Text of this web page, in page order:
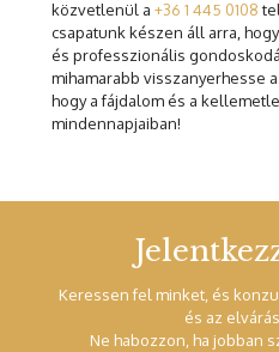
közvetlenül a +36 1 445 0108
csapatunk készen áll arra,
és professzionális
mihamarabb visszanyerhesse
hogy a fájdalom és a
mindennapjaiban!
Keressen fel minket, és
és az
Ne habozzon, ha jobban